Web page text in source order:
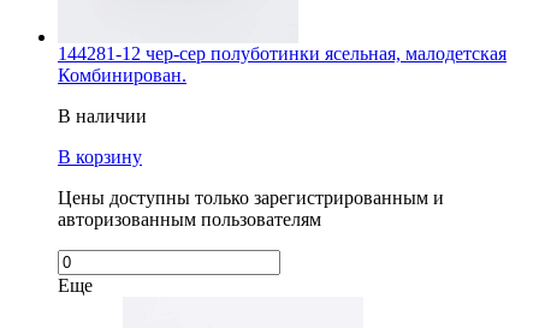
144281-12 чер-сер полуботинки ясельная, малодетская
Комбинирован.
В наличии
В корзину
Цены доступны только зарегистрированным и
авторизованным пользователям
Еще